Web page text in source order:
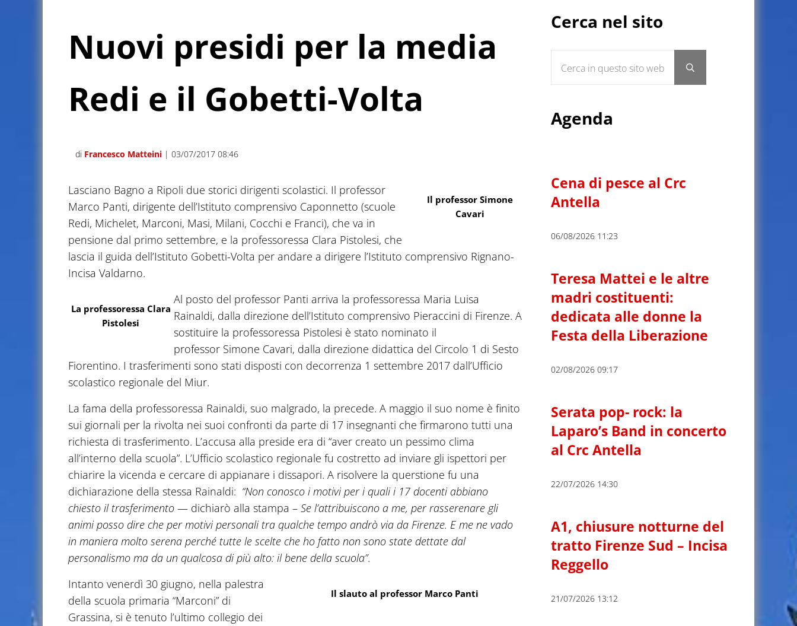
Nuovi presidi per la media
Redi e il Gobetti-Volta
di Francesco Matteini | 03/07/2017 08:46
Il professor Simone
Cavari
Lasciano Bagno a Ripoli due storici dirigenti scolastici. Il professor
Marco Panti, dirigente dell’Istituto comprensivo Caponnetto (scuole
Redi, Michelet, Marconi, Masi, Milani, Cocchi e Franci), che va in
pensione dal primo settembre, e la professoressa Clara Pistolesi, che
lascia il guida dell’Istituto Gobetti-Volta per andare a dirigere l’Istituto comprensivo Rignano-
Incisa Valdarno.
La professoressa Clara
Pistolesi
Al posto del professor Panti arriva la professoressa Maria Luisa
Rainaldi, dalla direzione dell’Istituto comprensivo Pieraccini di Firenze. A
sostituire la professoressa Pistolesi è stato nominato il
professor Simone Cavari, dalla direzione didattica del Circolo 1 di Sesto
Fiorentino. I trasferimenti sono stati disposti con decorrenza 1 settembre 2017 dall’Ufficio
scolastico regionale del Miur.
La fama della professoressa Rainaldi, suo malgrado, la precede. A maggio il suo nome è finito
sui giornali per la rivolta nei suoi confronti da parte di 17 insegnanti che firmarono tutti una
richiesta di trasferimento. L’accusa alla preside era di “aver creato un pessimo clima
all’interno della scuola”. L’Ufficio scolastico regionale fu costretto ad inviare gli ispettori per
chiarire la vicenda e cercare di appianare i dissapori. A risolvere la querstione fu una
dichiarazione della stessa Rainaldi: “Non conosco i motivi per i quali i 17 docenti abbiano
chiesto il trasferimento— dichiarò alla stampa – Se l’attribuiscono a me, per rasserenare gli
animi posso dire che per motivi personali tra qualche tempo andrò via da Firenze. E me ne vado
in maniera molto serena perché tutte le scelte che ho fatto non sono state dettate dal
personalismo ma da un qualcosa di più alto: il bene della scuola”.
Il slauto al professor Marco Panti
Intanto venerdì 30 giugno, nella palestra
della scuola primaria “Marconi” di
Grassina, si è tenuto l’ultimo collegio dei
Cerca nel sito
Submit search
Agenda
Cena di pesce al Crc
Antella
06/08/2026 11:23
Teresa Mattei e le altre
madri costituenti:
dedicata alle donne la
Festa della Liberazione
02/08/2026 09:17
Serata pop- rock: la
Laparo’s Band in concerto
al Crc Antella
22/07/2026 14:30
A1, chiusure notturne del
tratto Firenze Sud – Incisa
Reggello
21/07/2026 13:12